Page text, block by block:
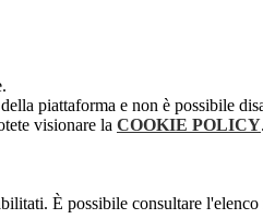
piattaforma e non è possibile
visionare la COOKIE POLICY.
È possibile consultare